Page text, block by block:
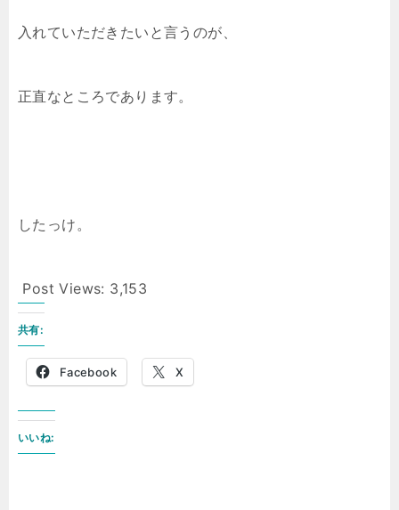
入れていただきたいと言うのが、
正直なところであります。
したっけ。
Post Views: 3,153
共有:
Facebook X
いいね: